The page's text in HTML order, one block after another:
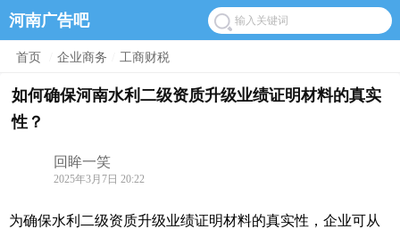
河南广告吧
首页 企业商务 工商财税
如何确保河南水利二级资质升级业绩证明材料的真实
性？
回眸一笑
2025年3月7日 20:22
为确保水利二级资质升级业绩证明材料的真实性，企业可从